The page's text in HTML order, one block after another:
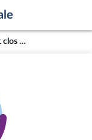
M. Yannick Kerlogot - Mandat clos - Côtes-d'Armor (4e circonscription)